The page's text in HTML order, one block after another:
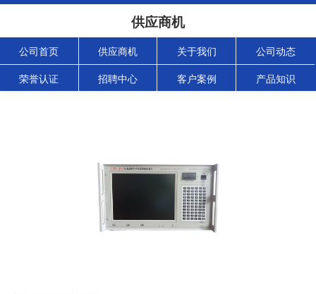
供应商机
公司首页 供应商机 关于我们 公司动态
荣誉认证 招聘中心 客户案例 产品知识